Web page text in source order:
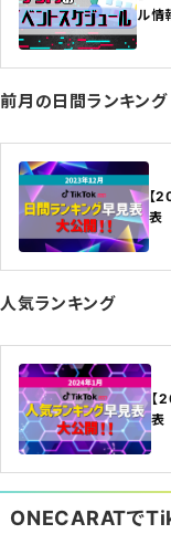
ル情
前月の日間ランキング
【
表
人気ランキング
【
表
ONECARATで